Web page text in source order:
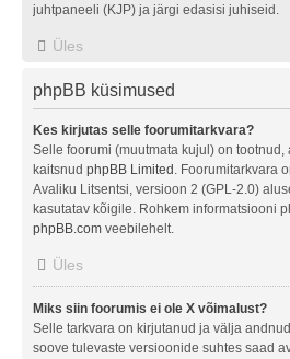
juhtpaneeli (KJP) ja järgi edasisi juhiseid.
Üles
phpBB küsimused
Kes kirjutas selle foorumitarkvara?
Selle foorumi (muutmata kujul) on
kaitsnud phpBB Limited . Foorumitarkvara
Avaliku Litsentsi, versioon 2 (GPL-2.0)
kasutatav kõigile. Rohkem informatsiooni
phpBB.com veebilehelt.
Üles
Miks siin foorumis ei ole X võimalust?
Selle tarkvara on kirjutanud ja välja
soove tulevaste versioonide suhtes saad